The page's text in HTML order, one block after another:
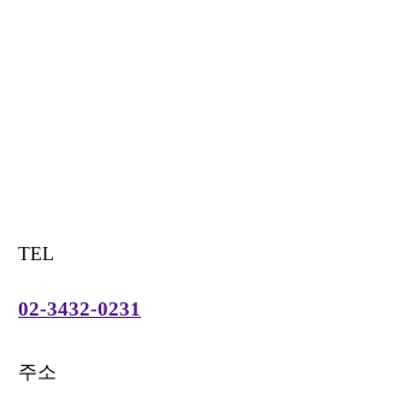
TEL
02-3432-0231
주소